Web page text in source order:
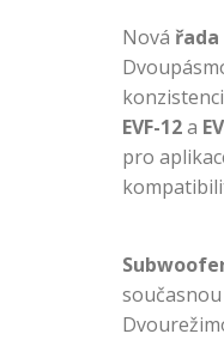
Nová řada
EVF-12a
pro
Subwoofer